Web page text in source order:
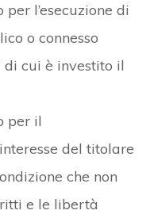
l’esecuzione di
o connesso
di cui è investito il
per il
del titolare
che non
e le libertà